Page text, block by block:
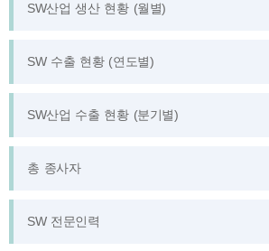
SW산업 생산 현황 (월별)
SW 수출 현황 (연도별)
SW산업 수출 현황 (분기별)
총 종사자
SW 전문인력